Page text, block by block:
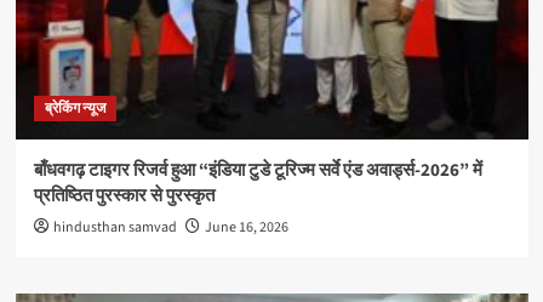
ब्रेकिंग न्यूज
बाँधवगढ़ टाइगर रिजर्व हुआ “इंडिया टुडे टूरिज्म सर्वे एंड अवार्ड्स-2026” में
प्रतिष्ठित पुरस्कार से पुरस्कृत
hindusthan samvad June 16, 2026